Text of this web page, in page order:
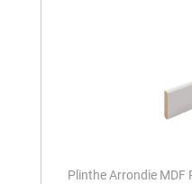
Plinthe Arrondie